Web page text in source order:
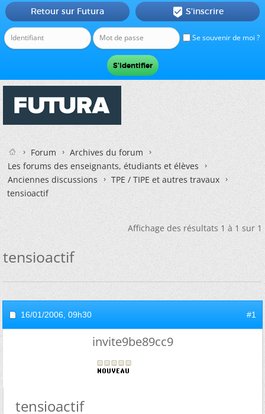
Se souvenir de moi ?
Retour sur Futura  S'inscrire
Forum
Archives du forum
Les forums des enseignants, étudiants et élèves
Anciennes discussions
TPE / TIPE et autres travaux
tensioactif
Affichage des résultats 1 à 1 sur 1
tensioactif
16/01/2006, 09h30 #1
invite9be89cc9
tensioactif